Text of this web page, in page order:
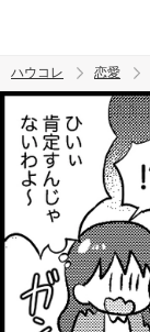
トレンド ワード
恋愛
ハウコレ 恋愛